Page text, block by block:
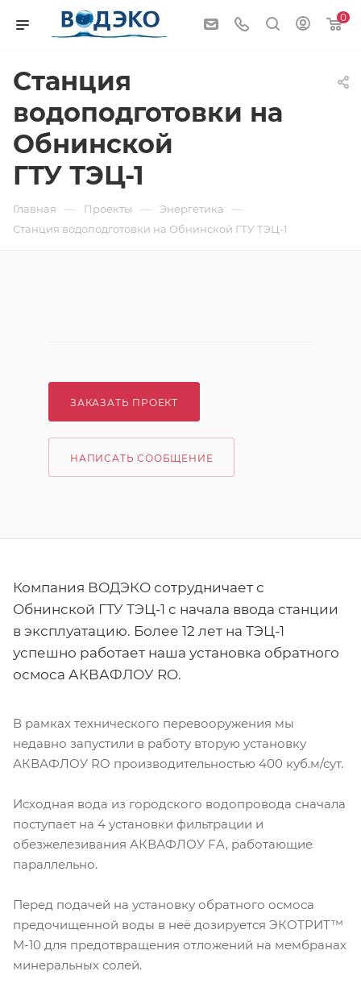
0
Станция
водоподготовки на
Обнинской
ГТУ ТЭЦ-1
Главная — Проекты — Энергетика —
Станция водоподготовки на Обнинской ГТУ ТЭЦ-1
ЗАКАЗАТЬ ПРОЕКТ
НАПИСАТЬ СООБЩЕНИЕ
Компания ВОДЭКО сотрудничает с
Обнинской ГТУ ТЭЦ-1 с начала ввода станции
в эксплуатацию. Более 12 лет на ТЭЦ-1
успешно работает наша установка обратного
осмоса АКВАФЛОУ RO.
В рамках технического перевооружения мы
недавно запустили в работу вторую установку
АКВАФЛОУ RO производительностью 400 куб.м/сут.
Исходная вода из городского водопровода сначала
поступает на 4 установки фильтрации и
обезжелезивания АКВАФЛОУ FA, работающие
параллельно.
Перед подачей на установку обратного осмоса
предочищенной воды в неё дозируется ЭКОТРИТ™
М-10 для предотвращения отложений на мембранах
минеральных солей.